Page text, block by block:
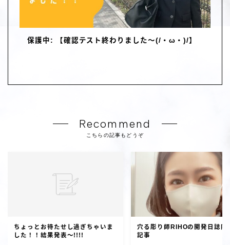
保護中: 【確認テスト終わりました～(/・ω・)/】
Recommend
こちらの記事もどうぞ
ちょっとお待たせし過ぎちゃいま
した！！結果発表～!!!!
穴る彫り師RIHOの開発日誌限
記事